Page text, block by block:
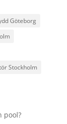
Göteborg
Stockholm
pool?